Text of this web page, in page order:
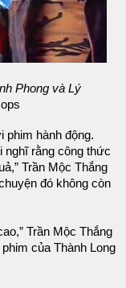
Phong và Lý
phim hành động.
nghĩ rằng công thức
Trần Mộc Thắng
đó không còn
Trần Mộc Thắng
của Thành Long